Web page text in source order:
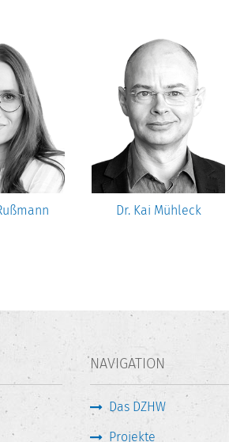
Dr. Kai Mühleck
NAVIGATION
Das DZHW
Projekte